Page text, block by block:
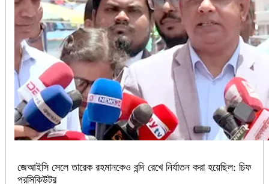
জেআইসি সেলে তারেক রহমানকেও বন্দি রেখে নির্যাতন করা হয়েছিল: চিফ
প্রসিকিউটর